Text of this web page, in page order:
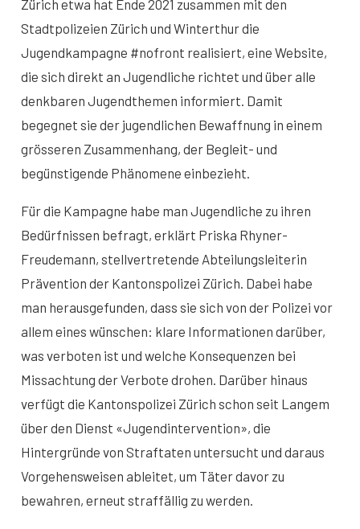
Zürich etwa hat Ende 2021 zusammen mit den
Stadtpolizeien Zürich und Winterthur die
Jugendkampagne #nofront realisiert, eine Website,
die sich direkt an Jugendliche richtet und über alle
denkbaren Jugendthemen informiert. Damit
begegnet sie der jugendlichen Bewaffnung in einem
grösseren Zusammenhang, der Begleit- und
begünstigende Phänomene einbezieht.
Für die Kampagne habe man Jugendliche zu ihren
Bedürfnissen befragt, erklärt Priska Rhyner-
Freudemann, stellvertretende Abteilungsleiterin
Prävention der Kantonspolizei Zürich. Dabei habe
man herausgefunden, dass sie sich von der Polizei vor
allem eines wünschen: klare Informationen darüber,
was verboten ist und welche Konsequenzen bei
Missachtung der Verbote drohen. Darüber hinaus
verfügt die Kantonspolizei Zürich schon seit Langem
über den Dienst «Jugendintervention», die
Hintergründe von Straftaten untersucht und daraus
Vorgehensweisen ableitet, um Täter davor zu
bewahren, erneut straffällig zu werden.